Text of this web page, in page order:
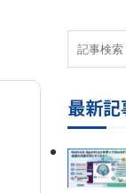
最新記